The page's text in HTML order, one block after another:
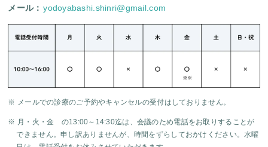
メール： yodoyabashi.shinri@gmail.com
※ メールでの診療のご予約やキャンセルの受付はしておりません。
※ 月・火・金 の13:00～14:30迄は、会議のため電話をお取りすることが
できません。申し訳ありませんが、時間をずらしておかけください。水曜